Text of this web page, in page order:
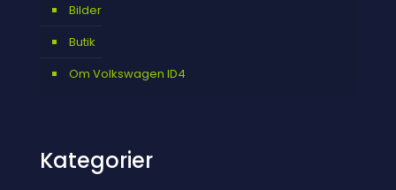
Bilder
Butik
Om Volkswagen ID4
Kategorier